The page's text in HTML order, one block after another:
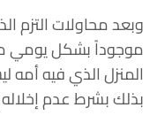
‏وبعد محاولات التزم
موجوداً بشكل يومي
المنزل الذي فيه أمه
بذلك بشرط عدم